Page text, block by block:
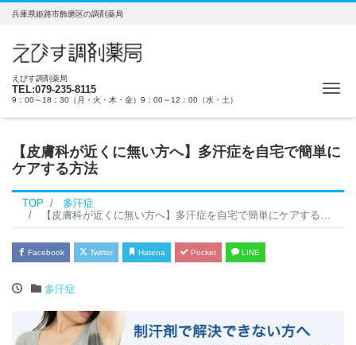
兵庫県姫路市飾磨区の調剤薬局
えびす調剤薬局
TEL:079-235-8115
9：00～18：30（月・火・木・金）9：00～12：00（水・土）
【皮膚科が近くに無い方へ】多汗症を自宅で簡単に
ケアする方法
TOP
多汗症
【皮膚科が近くに無い方へ】多汗症を自宅で簡単にケアする方法
Facebook Twitter Hatena Pocket LINE
多汗症